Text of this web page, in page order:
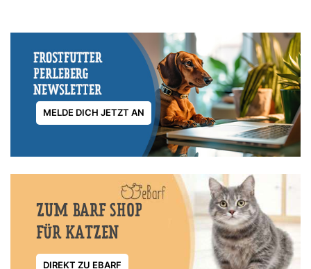
MELDE DICH JETZT AN
ZUM BARF SHOP
FÜR KATZEN
DIREKT ZU EBARF